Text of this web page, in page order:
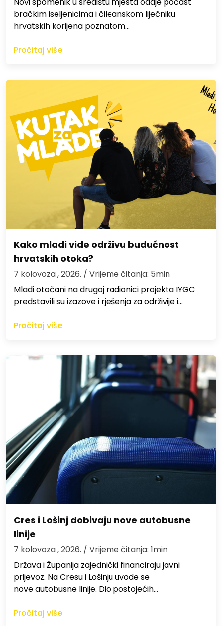
Novi spomenik u središtu mjesta odaje počast
bračkim iseljenicima i čileanskom liječniku
hrvatskih korijena poznatom…
Pročitaj više
Kako mladi vide održivu budućnost
hrvatskih otoka?
7 kolovoza , 2026. / Vrijeme čitanja: 5min
Mladi otočani na drugoj radionici projekta IYGC
predstavili su izazove i rješenja za održivije i…
Pročitaj više
Cres i Lošinj dobivaju nove autobusne
linije
7 kolovoza , 2026. / Vrijeme čitanja: 1min
Država i Županija zajednički financiraju javni
prijevoz. Na Cresu i Lošinju uvode se
nove autobusne linije. Dio postojećih…
Pročitaj više